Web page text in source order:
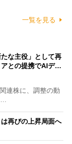
一覧を見る
な主役」として再
との提携でAIデ…
連株に、調整の動
…
再びの上昇局面へ